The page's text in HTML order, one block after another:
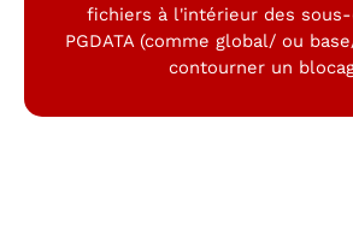
fichiers à l'intérieur des
PGDATA (comme global/ ou
contourner un